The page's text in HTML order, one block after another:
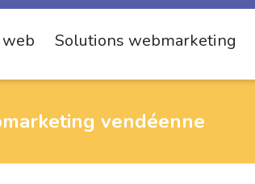
Solutions webmarketing
vendéenne